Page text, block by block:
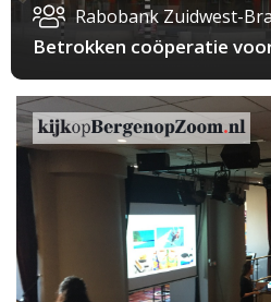
Rabobank Zuidwest-
Betrokken coöperatie